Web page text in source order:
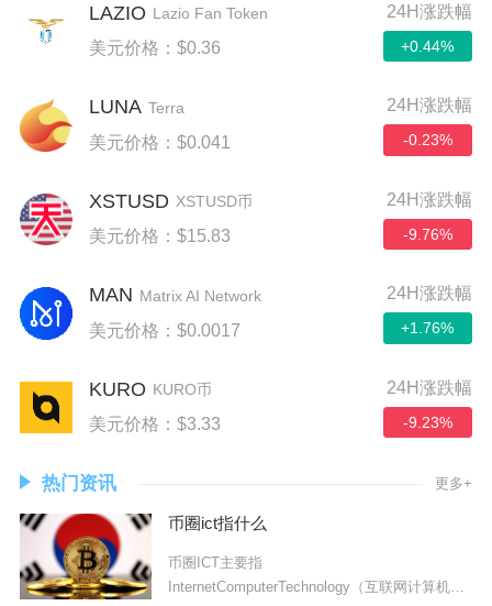
LAZIO Lazio Fan Token
美元价格：$0.36
24H涨跌幅
+0.44%
LUNA Terra
美元价格：$0.041
24H涨跌幅
-0.23%
XSTUSD XSTUSD币
美元价格：$15.83
24H涨跌幅
-9.76%
MAN Matrix AI Network
美元价格：$0.0017
24H涨跌幅
+1.76%
KURO KURO币
美元价格：$3.33
24H涨跌幅
-9.23%
热门资讯 更多+
币圈ict指什么
币圈ICT主要指
InternetComputerTechnology（互联网计算机技